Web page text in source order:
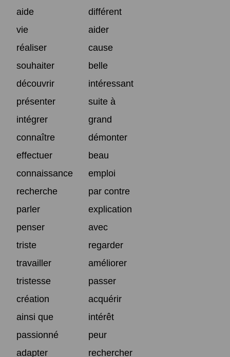
aide
différent
vie
aider
réaliser
cause
souhaiter
belle
découvrir
intéressant
présenter
suite à
intégrer
grand
connaître
démonter
effectuer
beau
connaissance
emploi
recherche
par contre
parler
explication
penser
avec
triste
regarder
travailler
améliorer
tristesse
passer
création
acquérir
ainsi que
intérêt
passionné
peur
adapter
rechercher